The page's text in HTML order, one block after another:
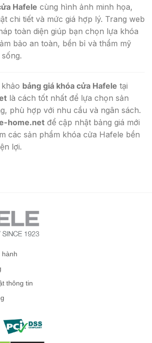
Hafele cùng hình ảnh minh họa,
chi tiết và mức giá hợp lý. Trang web
toàn diện giúp bạn chọn lựa khóa
bảo an toàn, bền bỉ và thẩm mỹ
bảng giá khóa cửa Hafele tại
là cách tốt nhất để lựa chọn sản
phù hợp với nhu cầu và ngân sách.
home.net để cập nhật bảng giá mới
các sản phẩm khóa cửa Hafele bền
lợi.
hành
thông tin